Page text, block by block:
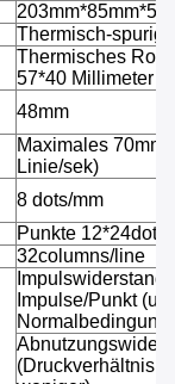
Thermisch-
Thermisches
57*40 Millimeter
48mm
Maximales
Linie/sek)
8 dots/mm
Punkte 12*24dots
32columns/line
Impulse/Punkt
(Druckverhältnis